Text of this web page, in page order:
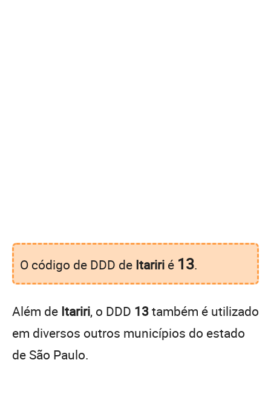
O código de DDD de Itariri é 13.
Além de Itariri, o DDD 13também é utilizado
em diversos outros municípios do estado
de São Paulo.